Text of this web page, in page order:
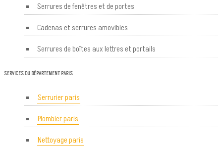
Serrures de fenêtres et de portes
Cadenas et serrures amovibles
Serrures de boîtes aux lettres et portails
SERVICES DU DÉPARTEMENT PARIS
Serrurier paris
Plombier paris
Nettoyage paris